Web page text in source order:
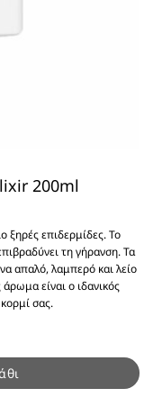
200ml
ξηρές επιδερμίδες. Το
τη γήρανση. Τα
απαλό, λαμπερό και λείο
είναι ο ιδανικός
σας.